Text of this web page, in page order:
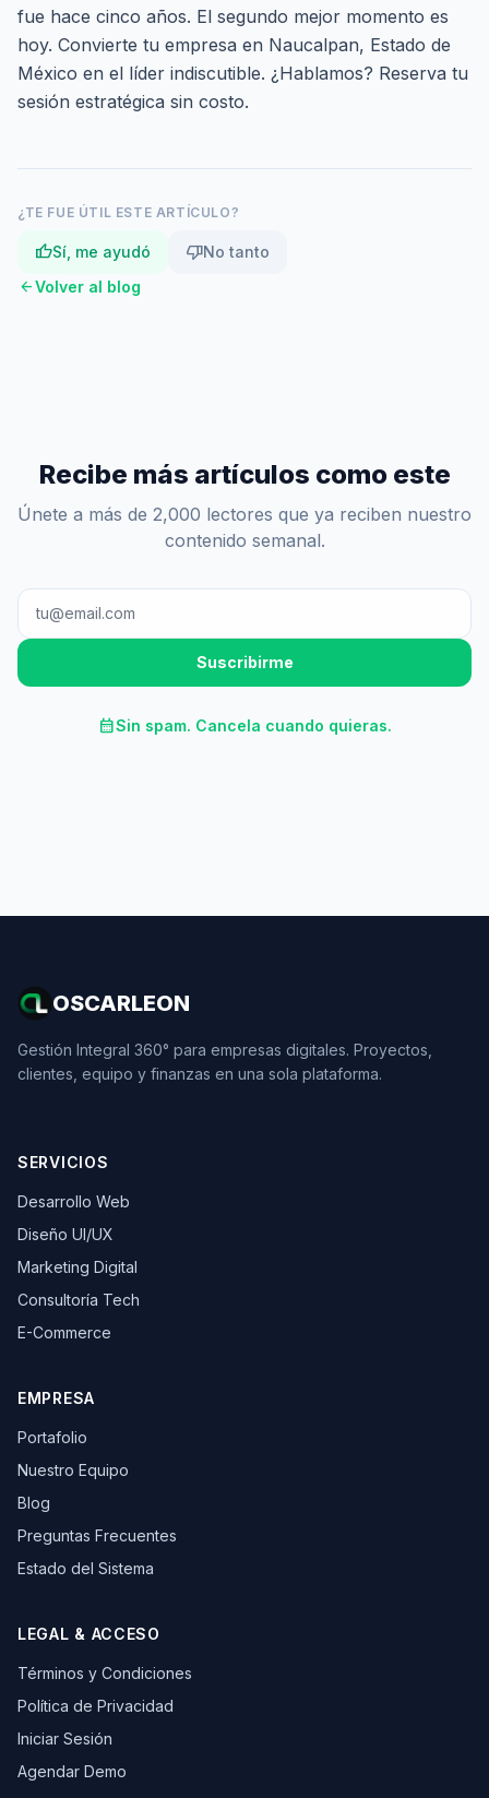
fue hace cinco años. El segundo mejor momento es
hoy. Convierte tu empresa en Naucalpan, Estado de
México en el líder indiscutible. ¿Hablamos? Reserva tu
sesión estratégica sin costo.
¿TE FUE ÚTIL ESTE ARTÍCULO?
thumb_upSí, me ayudó thumb_downNo tanto
arrow_backVolver al blog
Recibe más artículos como este
Únete a más de 2,000 lectores que ya reciben nuestro
contenido semanal.
Suscribirme
calendar_monthSin spam. Cancela cuando quieras.
OSCARLEON
Gestión Integral 360° para empresas digitales. Proyectos,
clientes, equipo y finanzas en una sola plataforma.
SERVICIOS
Desarrollo Web
Diseño UI/UX
Marketing Digital
Consultoría Tech
E-Commerce
EMPRESA
Portafolio
Nuestro Equipo
Blog
Preguntas Frecuentes
Estado del Sistema
LEGAL & ACCESO
Términos y Condiciones
Política de Privacidad
Iniciar Sesión
Agendar Demo